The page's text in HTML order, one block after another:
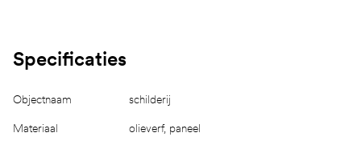
Specificaties
Objectnaam schilderij
Materiaal olieverf, paneel